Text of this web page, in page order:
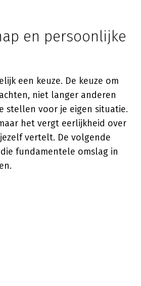
en persoonlijke
een keuze. De keuze om
niet langer anderen
stellen voor je eigen situatie.
het vergt eerlijkheid over
vertelt. De volgende
fundamentele omslag in